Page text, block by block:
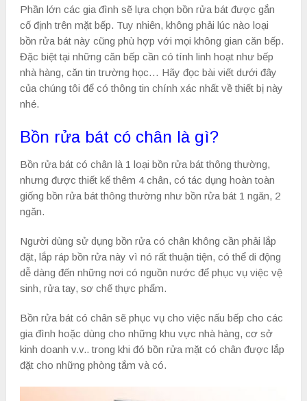
Phần lớn các gia đình sẽ lựa chọn bồn rửa bát được gắn
cố định trên mặt bếp. Tuy nhiên, không phải lúc nào loại
bồn rửa bát này cũng phù hợp với mọi không gian căn bếp.
Đặc biệt tại những căn bếp cần có tính linh hoạt như bếp
nhà hàng, căn tin trường học… Hãy đọc bài viết dưới đây
của chúng tôi để có thông tin chính xác nhất về thiết bị này
nhé.
Bồn rửa bát có chân là gì?
Bồn rửa bát có chân là 1 loại bồn rửa bát thông thường,
nhưng được thiết kế thêm 4 chân, có tác dụng hoàn toàn
giống bồn rửa bát thông thường như bồn rửa bát 1 ngăn, 2
ngăn.
Người dùng sử dụng bồn rửa có chân không cần phải lắp
đặt, lắp ráp bồn rửa này vì nó rất thuận tiện, có thể di động
dễ dàng đến những nơi có nguồn nước để phục vụ việc vệ
sinh, rửa tay, sơ chế thực phẩm.
Bồn rửa bát có chân sẽ phục vụ cho việc nấu bếp cho các
gia đình hoặc dùng cho những khu vực nhà hàng, cơ sở
kinh doanh v.v.. trong khi đó bồn rửa mặt có chân được lắp
đặt cho những phòng tắm và có.